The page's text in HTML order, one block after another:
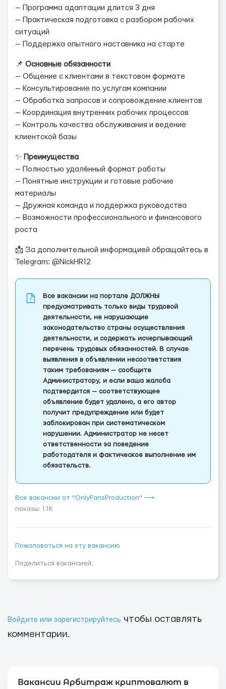
— Программа адаптации длится 3 дня
— Практическая подготовка с разбором рабочих
ситуаций
— Поддержка опытного наставника на старте
📌 Основные обязанности
— Общение с клиентами в текстовом формате
— Консультирование по услугам компании
— Обработка запросов и сопровождение клиентов
— Координация внутренних рабочих процессов
— Контроль качества обслуживания и ведение
клиентской базы
✨
Преимущества
— Полностью удалённый формат работы
— Понятные инструкции и готовые рабочие
материалы
— Дружная команда и поддержка руководства
— Возможности профессионального и финансового
роста
📩 За дополнительной информацией обращайтесь в
Telegram: @NickHR12
Все вакансии на портале ДОЛЖНЫ
предусматривать только виды трудовой
деятельности, не нарушающие
законодательство страны осуществления
деятельности, и содержать исчерпывающий
перечень трудовых обязанностей. В случае
выявления в объявлении несоответствия
таким требованиям — сообщите
Администратору, и если ваша жалоба
подтвердится — соответствующее
объявление будет удалено, а его автор
получит предупреждение или будет
заблокирован при систематическом
нарушении. Администратор не несет
ответственности за поведение
работодателя и фактическое выполнение им
обязательств.
Все вакансии от "OnlyFansProduction" ⟶
показы: 1.1K
Пожаловаться на эту вакансию
Поделиться вакансией:
Войдите или зарегистрируйтесь чтобы оставлять
комментарии.
Вакансии Арбитраж криптовалют в